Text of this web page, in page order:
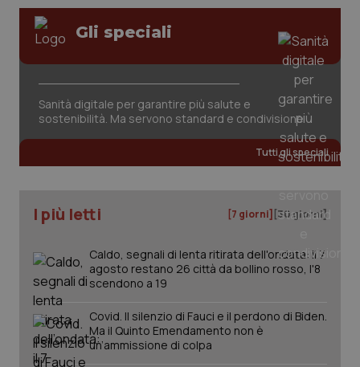
Gli speciali
Sanità digitale per garantire più salute e
sostenibilità. Ma servono standard e condivisione
Tutti gli speciali
I più letti [7 giorni] [30 giorni]
Caldo, segnali di lenta ritirata dell'ondata: il 7
agosto restano 26 città da bollino rosso, l'8
scendono a 19
Covid. Il silenzio di Fauci e il perdono di Biden.
Ma il Quinto Emendamento non è
un’ammissione di colpa
PHP.net